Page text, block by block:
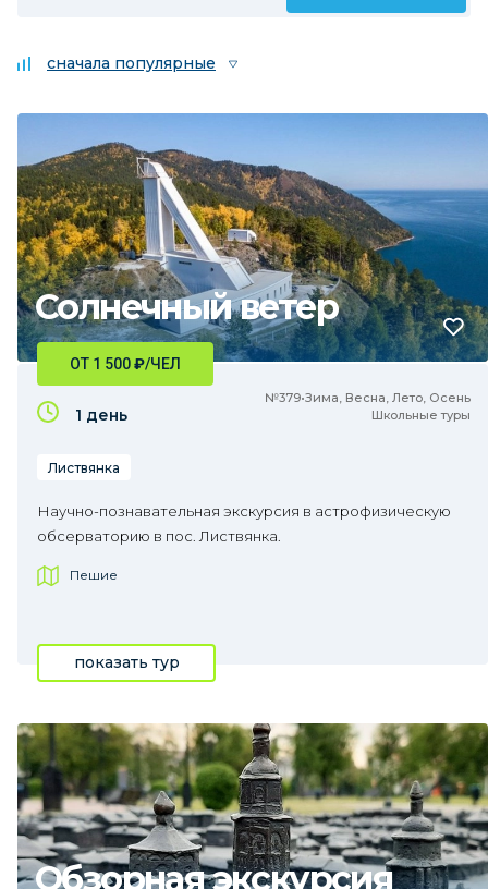
сначала популярные
Солнечный ветер
№379•Зима, Весна, Лето, Осень
Школьные туры
ОТ 1 500₽/ЧЕЛ
1 день
Листвянка
Научно-познавательная экскурсия в астрофизическую
обсерваторию в пос. Листвянка.
Пешие
показать тур
Обзорная экскурсия